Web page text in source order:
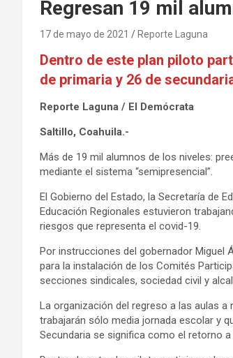
Regresan 19 mil
17 de mayo de 2021 Reporte Laguna
Dentro de este plan piloto
de primaria y 26 de
Reporte Laguna / El Demócrata
Saltillo, Coahuila.-
Más de 19 mil alumnos de los niveles:
mediante el sistema “semipresencial”.
El Gobierno del Estado, la Secretaría de
Educación Regionales estuvieron
riesgos que representa el covid-19.
Por instrucciones del gobernador Miguel
para la instalación de los Comités
secciones sindicales, sociedad civil y
La organización del regreso a las aulas
trabajarán sólo media jornada escolar y
Secundaria se significa como el retorno